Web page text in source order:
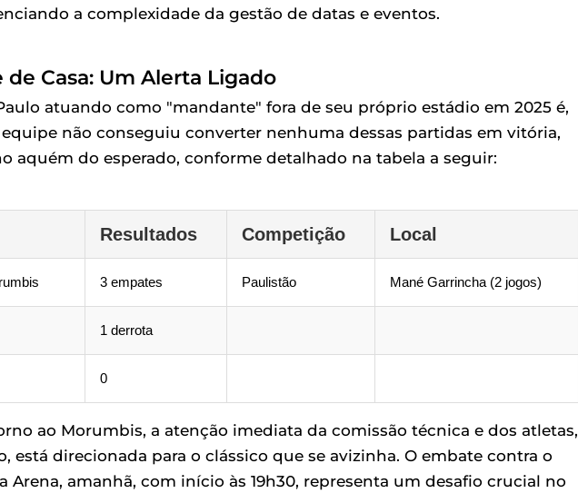
a complexidade da gestão de datas e eventos.
Casa: Um Alerta Ligado
atuando como "mandante" fora de seu próprio estádio em 2025 é,
não conseguiu converter nenhuma dessas partidas em vitória,
aquém do esperado, conforme detalhado na tabela a seguir:
Resultados Competição Local
3 empates Paulistão Mané Garrincha (2 jogos)
1 derrota
0
ao Morumbis, a atenção imediata da comissão técnica e dos atletas,
está direcionada para o clássico que se avizinha. O embate contra o
Arena, amanhã, com início às 19h30, representa um desafio crucial no